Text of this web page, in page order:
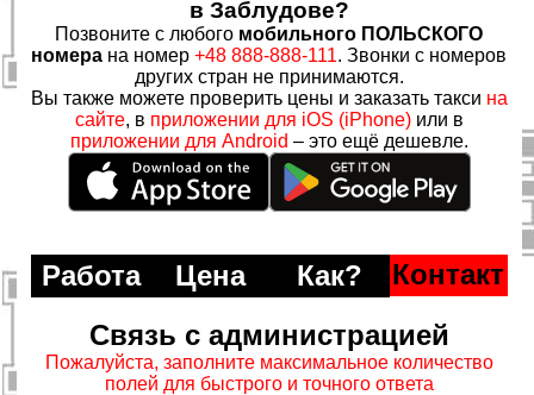
в Заблудове?
Позвоните с любого мобильного ПОЛЬСКОГО
номера на номер+48 888-888-111. Звонки с номеров
других стран не принимаются.
Вы также можете проверить цены и заказать такси на
сайте, в приложении для iOS (iPhone) или в
приложении для Android – это ещё дешевле.
Работа Цена Как?
Контакт
Связь с администрацией
Пожалуйста, заполните максимальное количество
полей для быстрого и точного ответа